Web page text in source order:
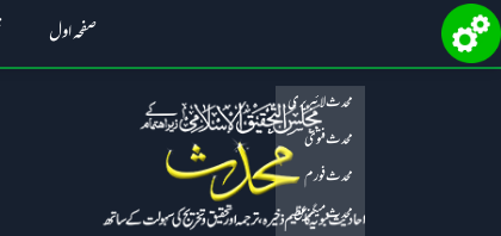
صفحہ اول
محدث لائبریری
محدث فتویٰ
محدث فورم
محدث میگزین